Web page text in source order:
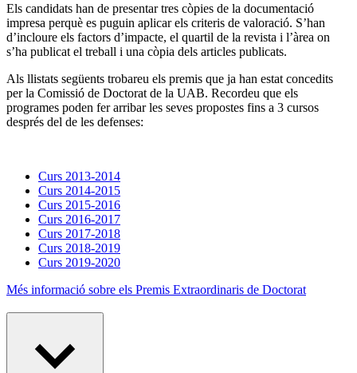
Els candidats han de presentar tres còpies de la documentació
impresa perquè es puguin aplicar els criteris de valoració. S’han
d’incloure els factors d’impacte, el quartil de la revista i l’àrea on
s’ha publicat el treball i una còpia dels articles publicats.
Als llistats següents trobareu els premis que ja han estat concedits
per la Comissió de Doctorat de la UAB. Recordeu que els
programes poden fer arribar les seves propostes fins a 3 cursos
després del de les defenses:
Curs 2013-2014
Curs 2014-2015
Curs 2015-2016
Curs 2016-2017
Curs 2017-2018
Curs 2018-2019
Curs 2019-2020
Més informació sobre els Premis Extraordinaris de Doctorat